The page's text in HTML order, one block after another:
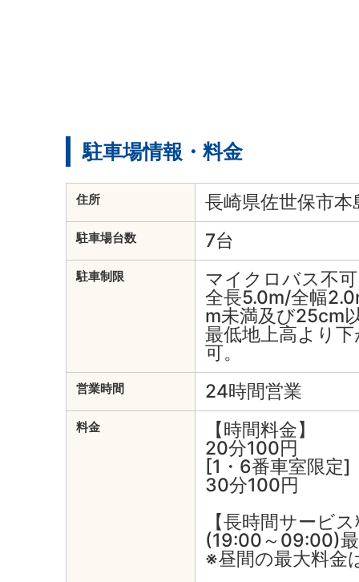
駐車場情報・料金
住所 長崎県佐世保市
駐車場台数 7台
駐車制限
マイクロバス不
全長5.0m/全幅
m未満及び25cm
最低地上高より
可。
営業時間 24時間営業
料金
【時間料金】
20分100円
[1・6番車室限定]
30分100円
【長時間サービ
(19:00～09:00)
※昼間の最大料金